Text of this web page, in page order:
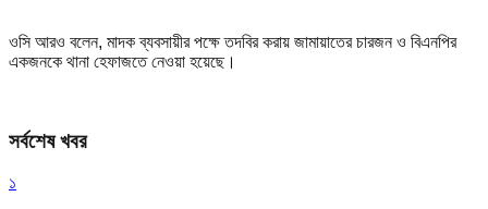
ওসি আরও বলেন, মাদক ব্যবসায়ীর পক্ষে তদবির করায় জামায়াতের চারজন ও বিএনপির
একজনকে থানা হেফাজতে নেওয়া হয়েছে।
সর্বশেষ খবর
১